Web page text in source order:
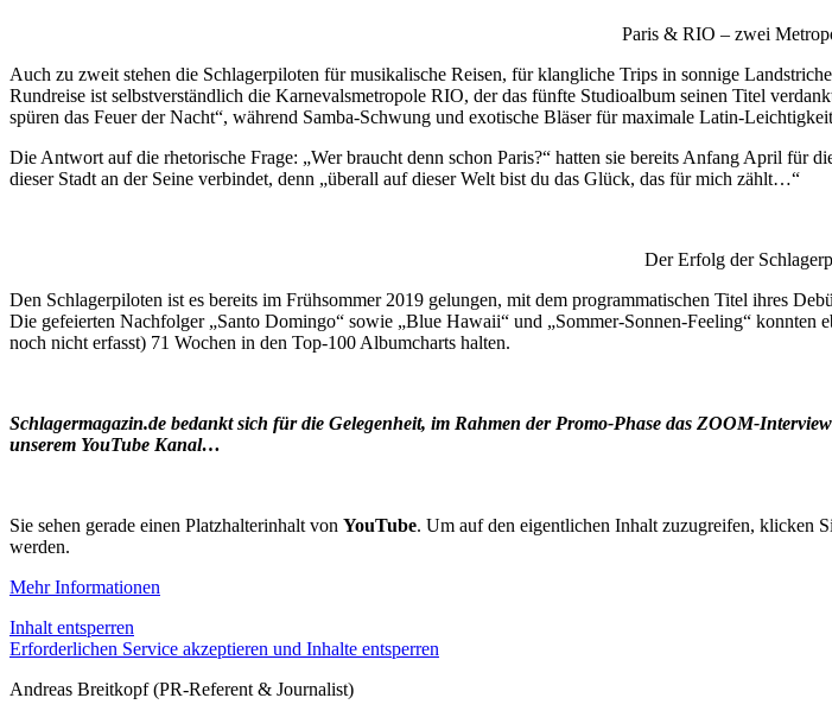
Paris & RIO – zwei
Auch zu zweit stehen die Schlagerpiloten für musikalische Reisen, für klangliche Trips in sonnige
Rundreise ist selbstverständlich die Karnevalsmetropole RIO, der das fünfte Studioalbum seinen Titel
spüren das Feuer der Nacht“, während Samba-Schwung und exotische Bläser für maximale Latin-
Die Antwort auf die rhetorische Frage: „Wer braucht denn schon Paris?“ hatten sie bereits Anfang April
dieser Stadt an der Seine verbindet, denn „überall auf dieser Welt bist du das Glück, das für mich zählt…“
Der Erfolg der
Den Schlagerpiloten ist es bereits im Frühsommer 2019 gelungen, mit dem programmatischen Titel ihres
Die gefeierten Nachfolger „Santo Domingo“ sowie „Blue Hawaii“ und „Sommer-Sonnen-Feeling“
noch nicht erfasst) 71 Wochen in den Top-100 Albumcharts halten.
Schlagermagazin.de bedankt sich für die Gelegenheit, im Rahmen der Promo-Phase das ZOOM-
unserem YouTube Kanal…
Sie sehen gerade einen Platzhalterinhalt von YouTube. Um auf den eigentlichen Inhalt zuzugreifen, klicken
werden.
Mehr Informationen
Inhalt entsperren
Erforderlichen Service akzeptieren und Inhalte entsperren
Andreas Breitkopf (PR-Referent & Journalist)